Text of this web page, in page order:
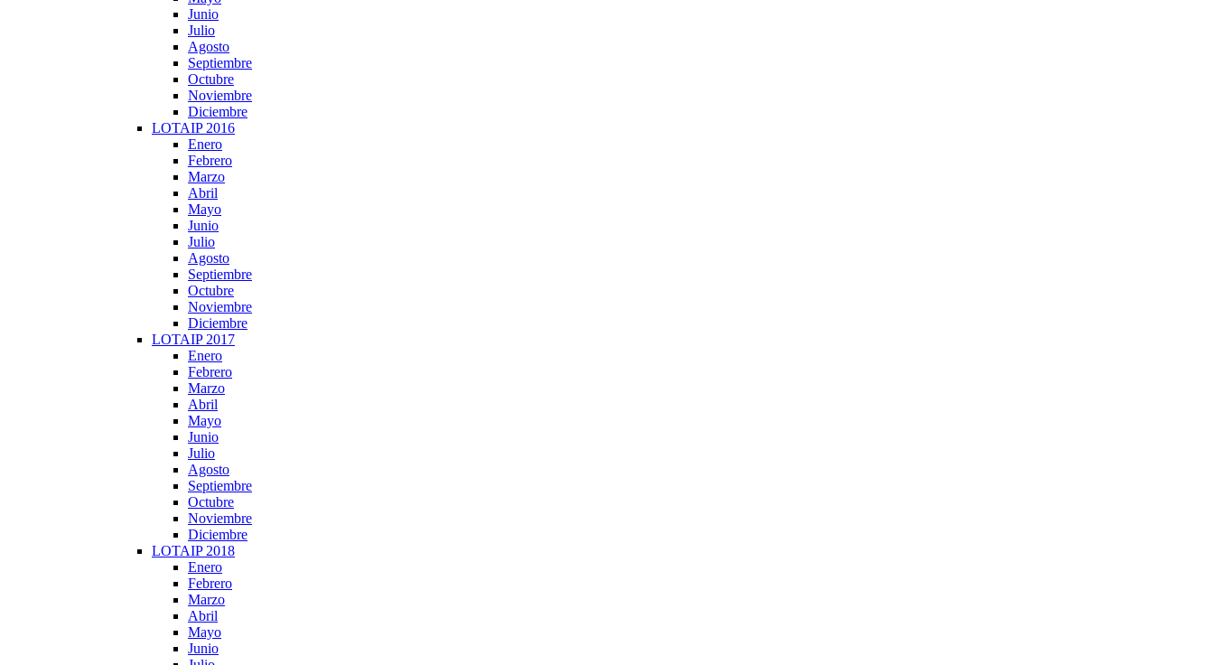
Junio
Julio
Agosto
Septiembre
Octubre
Noviembre
Diciembre
LOTAIP 2016
Enero
Febrero
Marzo
Abril
Mayo
Junio
Julio
Agosto
Septiembre
Octubre
Noviembre
Diciembre
LOTAIP 2017
Enero
Febrero
Marzo
Abril
Mayo
Junio
Julio
Agosto
Septiembre
Octubre
Noviembre
Diciembre
LOTAIP 2018
Enero
Febrero
Marzo
Abril
Mayo
Junio